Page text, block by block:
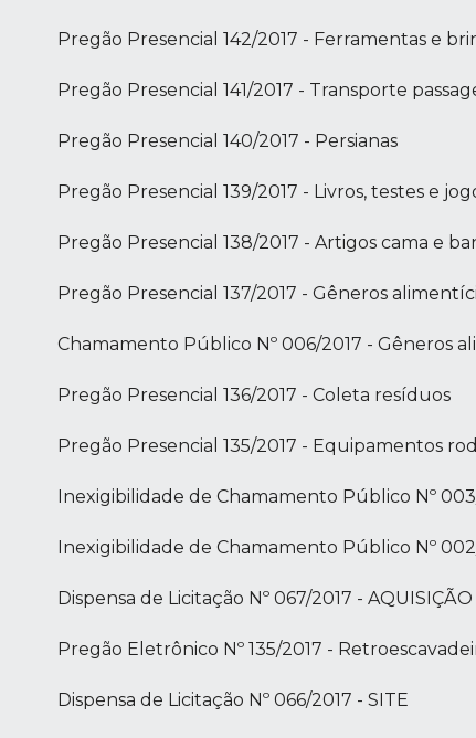
Pregão Presencial 142/2017 - Ferramentas e
Pregão Presencial 141/2017 - Transporte
Pregão Presencial 140/2017 - Persianas
Pregão Presencial 139/2017 - Livros, testes e
Pregão Presencial 138/2017 - Artigos cama e
Pregão Presencial 137/2017 - Gêneros
Chamamento Público Nº 006/2017 - Gêneros
Pregão Presencial 136/2017 - Coleta resíduos
Pregão Presencial 135/2017 - Equipamentos
Inexigibilidade de Chamamento Público Nº
Inexigibilidade de Chamamento Público Nº
Dispensa de Licitação Nº 067/2017 -
Pregão Eletrônico Nº 135/2017 -
Dispensa de Licitação Nº 066/2017 - SITE